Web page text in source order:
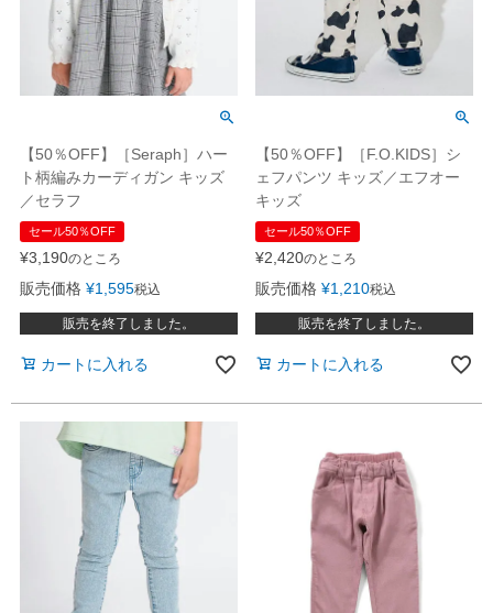
【50％OFF】［Seraph］ハー
ト柄編みカーディガン キッズ
／セラフ
セール50％OFF
¥3,190のところ
販売価格 ¥1,595税込
販売を終了しました。
カートに入れる
【50％OFF】［F.O.KIDS］シ
ェフパンツ キッズ／エフオー
キッズ
セール50％OFF
¥2,420のところ
販売価格 ¥1,210税込
販売を終了しました。
カートに入れる